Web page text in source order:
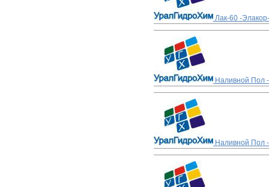
Лак-60 -
Наливной Пол
Наливной Пол